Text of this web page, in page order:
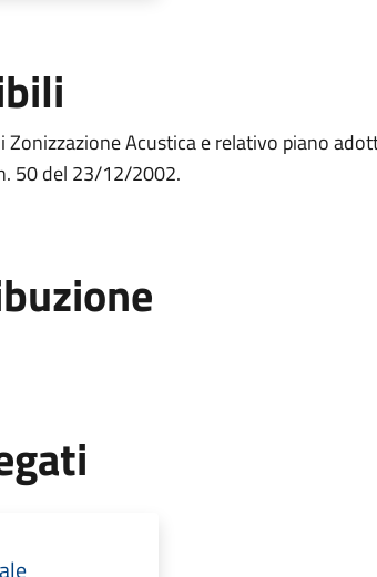
Acustica e relativo piano
50 del 23/12/2002.